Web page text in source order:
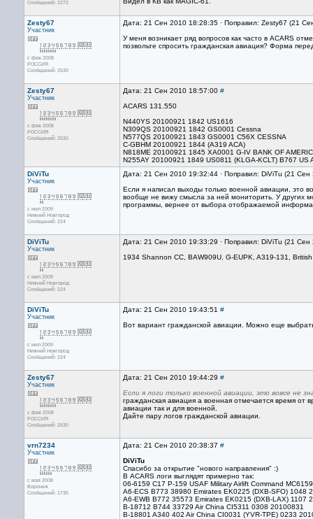
Сообщений: 2272
Zesty67
Участник
с фев 2008
РОССИЯ
Сообщений: 2530
Дата: 21 Сен 2010 18:28:35 · Поправил: Zesty67 (21
У меня возникает ряд вопросов как часто в ACARS
позвольте спросить гражданская авиация? Форма
Zesty67
Участник
с фев 2008
РОССИЯ
Сообщений: 2530
Дата: 21 Сен 2010 18:57:00 #
ACARS 131.550
N440YS 20100921 1842 US1616
N309QS 20100921 1842 GS0001 Cessna
N577QS 20100921 1843 GS0001 C56X CESSNA
C-GBHM 20100921 1844 (A319 ACA)
N818ME 20100921 1845 XA0001 G-IV BANK OF
N255AY 20100921 1849 US0811 (KLGA-KCLT) B767 US
DiViTu
Участник
с июл 2009
Нижний Новгород
Сообщений: 224
Дата: 21 Сен 2010 19:32:44 · Поправил: DiViTu (21
Если я написал выходы только военной авиации, это
вообще не вижу смысла за ней мониторить. У других
программы, вернее от выбора отображаемой
DiViTu
Участник
с июл 2009
Нижний Новгород
Сообщений: 224
Дата: 21 Сен 2010 19:33:29 · Поправил: DiViTu (21
1934 Shannon CC, BAW909U, G-EUPK, A319-131,
DiViTu
Участник
с июл 2009
Нижний Новгород
Сообщений: 224
Дата: 21 Сен 2010 19:43:51 #
Вот вариант гражданской авиации. Можно еще
Zesty67
Участник
с фев 2008
РОССИЯ
Сообщений: 2530
Дата: 21 Сен 2010 19:44:29 #
Если я логи только военной авиации, это вовсе не
гражданская авиация а военная отмечается время от
авиации так и для военной.
Дайте пару логов гражданской авиации.
vrn7234
Участник
с мая 2008
Воронеж
Сообщений: 1735
Дата: 21 Сен 2010 20:38:37 #
DiViTu
Спасибо за открытие "нового направления" :)
В ACARS логи выглядят примерно так:
06-6159 C17 P-159 USAF Military Airlift Command
A6-ECS B773 38980 Emirates EK0225 (DXB-SFO) 1048
A6-EWB B772 35573 Emirates EK0215 (DXB-LAX) 1107
B-18712 B744 33729 Air China CI5311 0308 20100831
B-18801 A340 402 Air China CI0031 (YVR-TPE) 0233